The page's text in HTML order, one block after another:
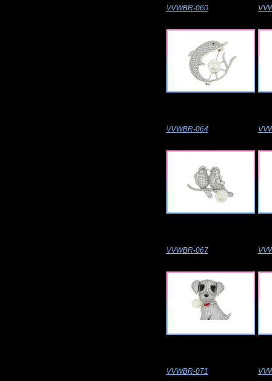
VVWBR-060
VVWBR-064
VVWBR-067
VVWBR-071